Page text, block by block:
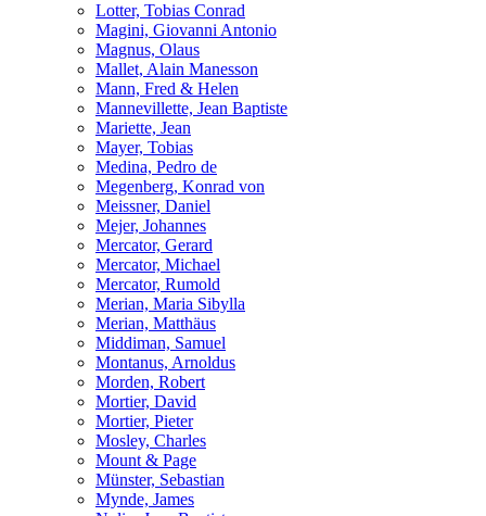
Lotter, Tobias Conrad
Magini, Giovanni Antonio
Magnus, Olaus
Mallet, Alain Manesson
Mann, Fred & Helen
Mannevillette, Jean Baptiste
Mariette, Jean
Mayer, Tobias
Medina, Pedro de
Megenberg, Konrad von
Meissner, Daniel
Mejer, Johannes
Mercator, Gerard
Mercator, Michael
Mercator, Rumold
Merian, Maria Sibylla
Merian, Matthäus
Middiman, Samuel
Montanus, Arnoldus
Morden, Robert
Mortier, David
Mortier, Pieter
Mosley, Charles
Mount & Page
Münster, Sebastian
Mynde, James